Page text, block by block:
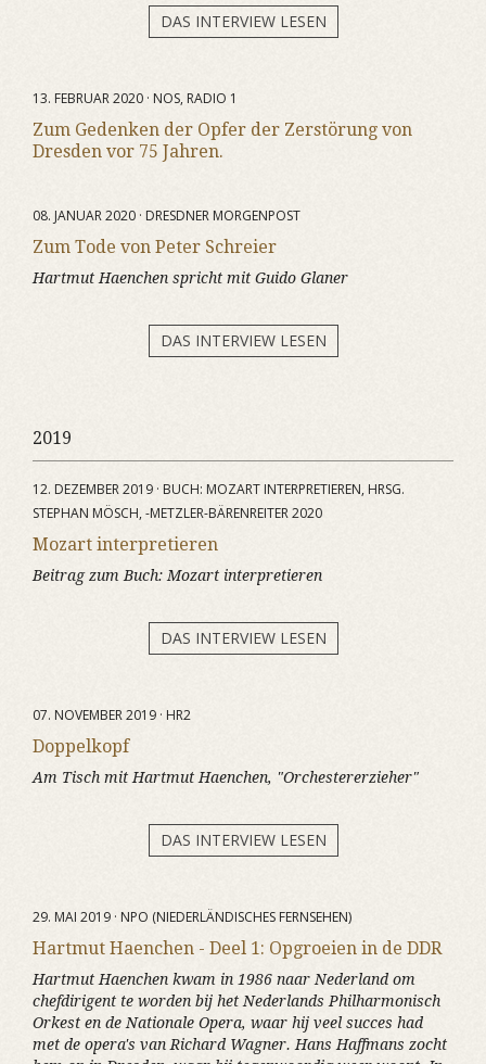
DAS INTERVIEW LESEN
13. FEBRUAR 2020 · NOS, RADIO 1
Zum Gedenken der Opfer der Zerstörung von
Dresden vor 75 Jahren.
08. JANUAR 2020 · DRESDNER MORGENPOST
Zum Tode von Peter Schreier
Hartmut Haenchen spricht mit Guido Glaner
DAS INTERVIEW LESEN
2019
12. DEZEMBER 2019 · BUCH: MOZART INTERPRETIEREN, HRSG.
STEPHAN MÖSCH, -METZLER-BÄRENREITER 2020
Mozart interpretieren
Beitrag zum Buch: Mozart interpretieren
DAS INTERVIEW LESEN
07. NOVEMBER 2019 · HR2
Doppelkopf
Am Tisch mit Hartmut Haenchen, "Orchestererzieher"
DAS INTERVIEW LESEN
29. MAI 2019 · NPO (NIEDERLÄNDISCHES FERNSEHEN)
Hartmut Haenchen - Deel 1: Opgroeien in de DDR
Hartmut Haenchen kwam in 1986 naar Nederland om
chefdirigent te worden bij het Nederlands Philharmonisch
Orkest en de Nationale Opera, waar hij veel succes had
met de opera's van Richard Wagner. Hans Haffmans zocht